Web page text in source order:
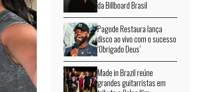
da Billboard Brasil
Pagode Restaura lança
disco ao vivo com o sucesso
‘Obrigado Deus’
Made in Brazil reúne
grandes guitarristas em